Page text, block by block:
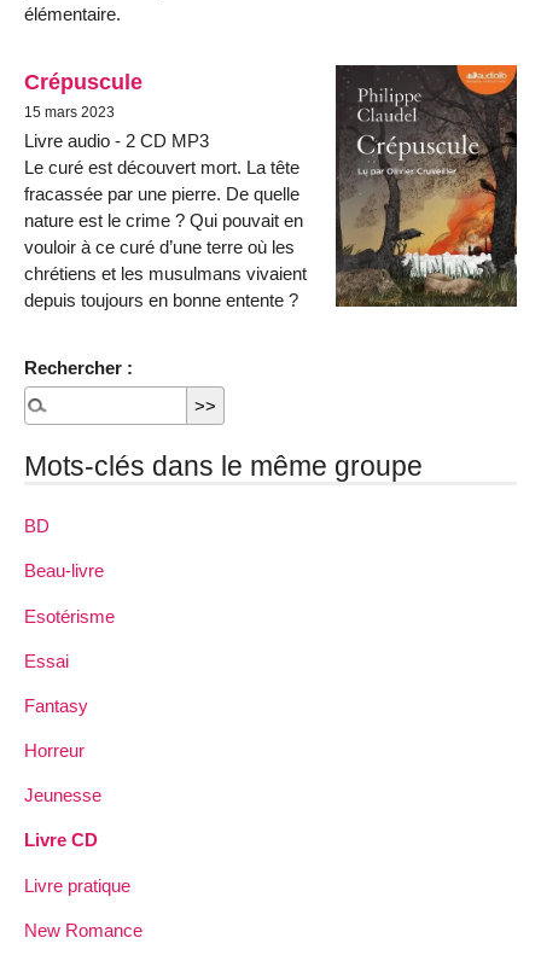
élémentaire.
Crépuscule
15 mars 2023
Livre audio - 2 CD MP3
Le curé est découvert mort. La tête
fracassée par une pierre. De quelle
nature est le crime ? Qui pouvait en
vouloir à ce curé d’une terre où les
chrétiens et les musulmans vivaient
depuis toujours en bonne entente ?
Rechercher :
Mots-clés dans le même groupe
BD
Beau-livre
Esotérisme
Essai
Fantasy
Horreur
Jeunesse
Livre CD
Livre pratique
New Romance